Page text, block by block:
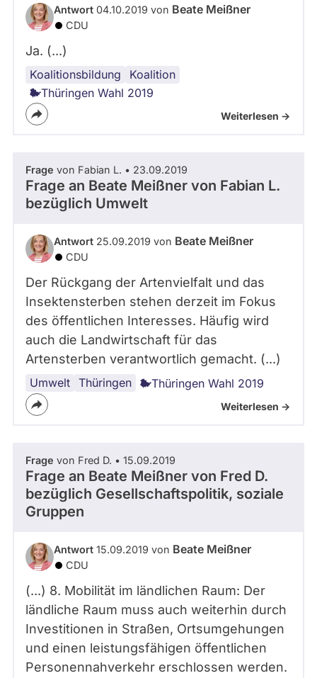
Antwort 04.10.2019 von Beate Meißner
CDU
Ja. (...)
Koalitionsbildung
Koalition
Thüringen Wahl 2019
Weiterlesen ->
Frage von Fabian L. • 23.09.2019
Frage an Beate Meißner von Fabian L.
bezüglich Umwelt
Antwort 25.09.2019 von Beate Meißner
CDU
Der Rückgang der Artenvielfalt und das
Insektensterben stehen derzeit im Fokus
des öffentlichen Interesses. Häufig wird
auch die Landwirtschaft für das
Artensterben verantwortlich gemacht. (...)
Umwelt Thüringen Thüringen Wahl 2019
Weiterlesen ->
Frage von Fred D. • 15.09.2019
Frage an Beate Meißner von Fred D.
bezüglich Gesellschaftspolitik, soziale
Gruppen
Antwort 15.09.2019 von Beate Meißner
CDU
(...) 8. Mobilität im ländlichen Raum: Der
ländliche Raum muss auch weiterhin durch
Investitionen in Straßen, Ortsumgehungen
und einen leistungsfähigen öffentlichen
Personennahverkehr erschlossen werden.